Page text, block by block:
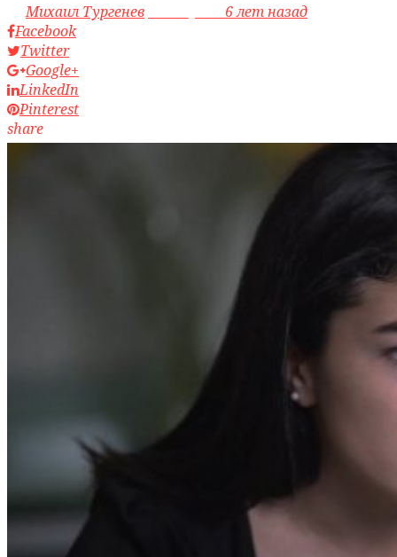
byМихаил Тургенев
6 лет назад
Facebook
Twitter
Google+
LinkedIn
Pinterest
share